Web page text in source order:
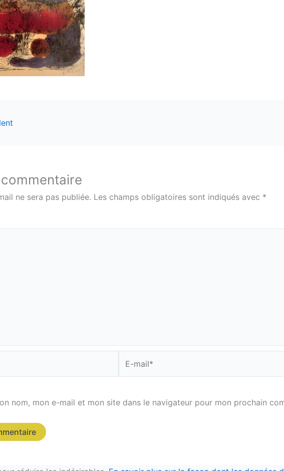
ne sera pas publiée. Les champs obligatoires sont indiqués avec *
mail*
nom, mon e-mail et mon site dans le navigateur pour mon prochain